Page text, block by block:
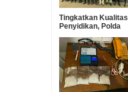
Tingkatkan Kualitas
Penyidikan, Polda
Olah TKP Antar
Polres